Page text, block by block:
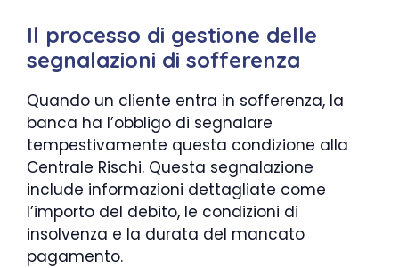
Il processo di gestione delle
segnalazioni di sofferenza
Quando un cliente entra in sofferenza, la
banca ha l’obbligo di segnalare
tempestivamente questa condizione alla
Centrale Rischi. Questa segnalazione
include informazioni dettagliate come
l’importo del debito, le condizioni di
insolvenza e la durata del mancato
pagamento.